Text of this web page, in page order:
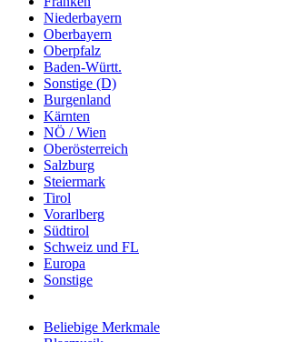
Niederbayern
Oberbayern
Oberpfalz
Baden-Württ.
Sonstige (D)
Burgenland
Kärnten
NÖ / Wien
Oberösterreich
Salzburg
Steiermark
Tirol
Vorarlberg
Südtirol
Schweiz und FL
Europa
Sonstige
Beliebige Merkmale